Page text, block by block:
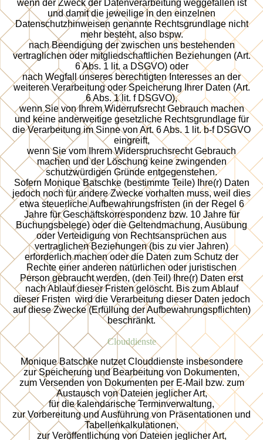
wenn der Zweck der Datenverarbeitung weggefallen ist
und damit die jeweilige in den einzelnen
Datenschutzhinweisen genannte Rechtsgrundlage nicht
mehr besteht, also bspw.
nach Beendigung der zwischen uns bestehenden
vertraglichen oder mitgliedschaftlichen Beziehungen (Art.
6 Abs. 1 lit. a DSGVO) oder
nach Wegfall unseres berechtigten Interesses an der
weiteren Verarbeitung oder Speicherung Ihrer Daten (Art.
6 Abs. 1 lit. f DSGVO),
wenn Sie von Ihrem Widerrufsrecht Gebrauch machen
und keine anderweitige gesetzliche Rechtsgrundlage für
die Verarbeitung im Sinne von Art. 6 Abs. 1 lit. b-f DSGVO
eingreift,
wenn Sie vom Ihrem Widerspruchsrecht Gebrauch
machen und der Löschung keine zwingenden
schutzwürdigen Gründe entgegenstehen.
Sofern Monique Batschke (bestimmte Teile) Ihre(r) Daten
jedoch noch für andere Zwecke vorhalten muss, weil dies
etwa steuerliche Aufbewahrungsfristen (in der Regel 6
Jahre für Geschäftskorrespondenz bzw. 10 Jahre für
Buchungsbelege) oder die Geltendmachung, Ausübung
oder Verteidigung von Rechtsansprüchen aus
vertraglichen Beziehungen (bis zu vier Jahren)
erforderlich machen oder die Daten zum Schutz der
Rechte einer anderen natürlichen oder juristischen
Person gebraucht werden, (den Teil) Ihre(r) Daten erst
nach Ablauf dieser Fristen gelöscht. Bis zum Ablauf
dieser Fristen wird die Verarbeitung dieser Daten jedoch
auf diese Zwecke (Erfüllung der Aufbewahrungspflichten)
beschränkt.
Clouddienste
Monique Batschke nutzet Clouddienste insbesondere
zur Speicherung und Bearbeitung von Dokumenten,
zum Versenden von Dokumenten per E-Mail bzw. zum
Austausch von Dateien jeglicher Art,
für die kalendarische Terminverwaltung,
zur Vorbereitung und Ausführung von Präsentationen und
Tabellenkalkulationen,
zur Veröffentlichung von Dateien jeglicher Art,